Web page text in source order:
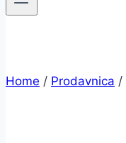
Home / Prodavnica /